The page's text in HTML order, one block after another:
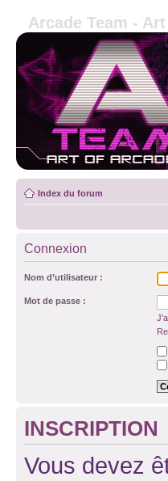
Arcade Team -
Index du forum
Connexion
Nom d’utilisateur :
Mot de passe :
INSCRIPTION
Vous devez